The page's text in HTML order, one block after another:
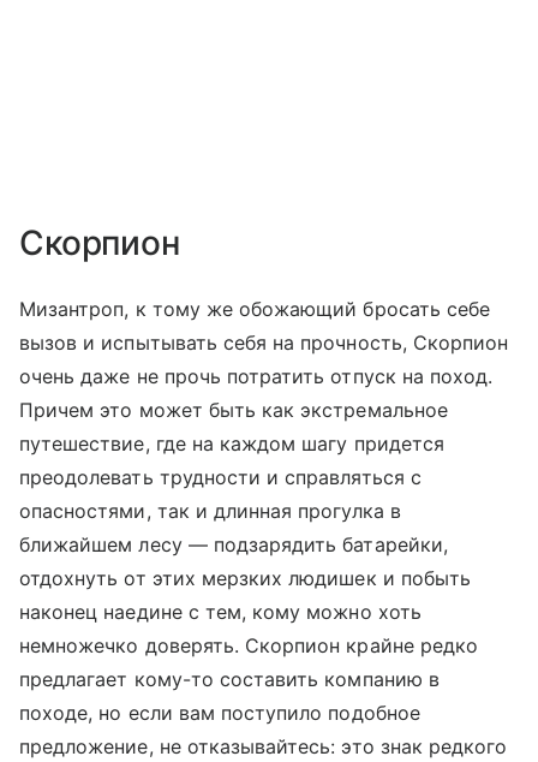
Скорпион
Мизантроп, к тому же обожающий бросать себе
вызов и испытывать себя на прочность, Скорпион
очень даже не прочь потратить отпуск на поход.
Причем это может быть как экстремальное
путешествие, где на каждом шагу придется
преодолевать трудности и справляться с
опасностями, так и длинная прогулка в
ближайшем лесу — подзарядить батарейки,
отдохнуть от этих мерзких людишек и побыть
наконец наедине с тем, кому можно хоть
немножечко доверять. Скорпион крайне редко
предлагает кому-то составить компанию в
походе, но если вам поступило подобное
предложение, не отказывайтесь: это знак редкого